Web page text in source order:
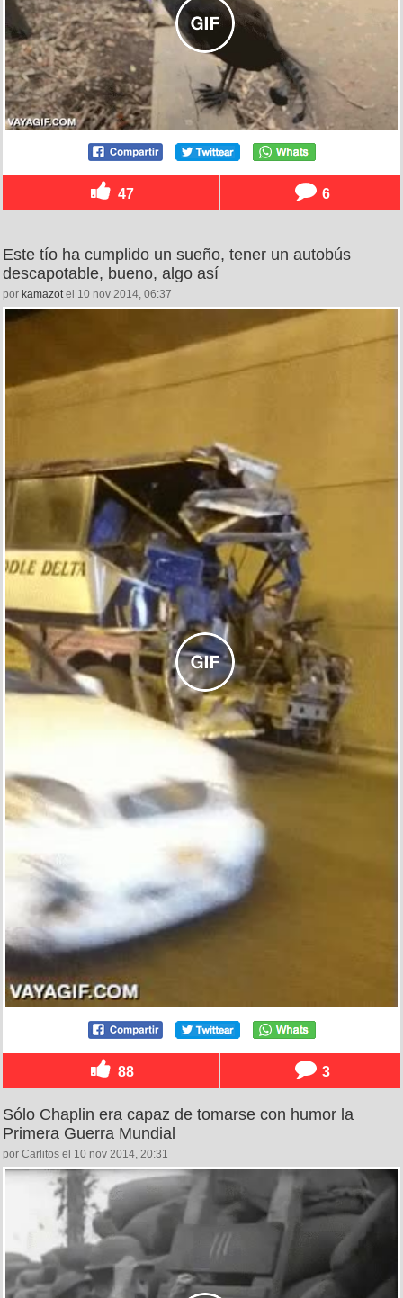
47 6
Este tío ha cumplido un sueño, tener un autobús
descapotable, bueno, algo así
por kamazotel 10 nov 2014, 06:37
88 3
Sólo Chaplin era capaz de tomarse con humor la
Primera Guerra Mundial
por Carlitos el 10 nov 2014, 20:31